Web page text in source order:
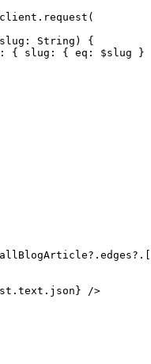
client . request (
String) {
{ slug: { eq: $slug
allBlogArticle?. edges?. [
. text . json} />